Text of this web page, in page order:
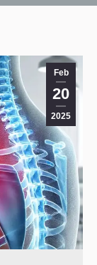
Feb
20
2025